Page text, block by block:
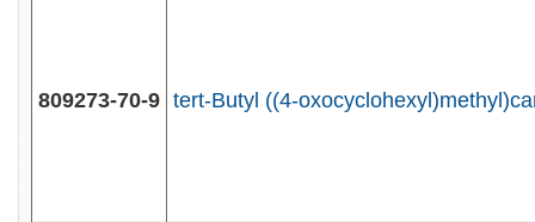
809273-70-9 tert-Butyl ((4-